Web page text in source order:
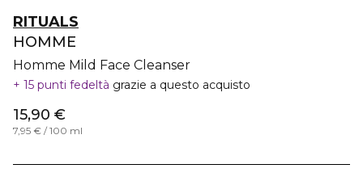
RITUALS
HOMME
Homme Mild Face Cleanser
15 punti fedeltà grazie a questo acquisto
15,90 €
7,95 € / 100 ml